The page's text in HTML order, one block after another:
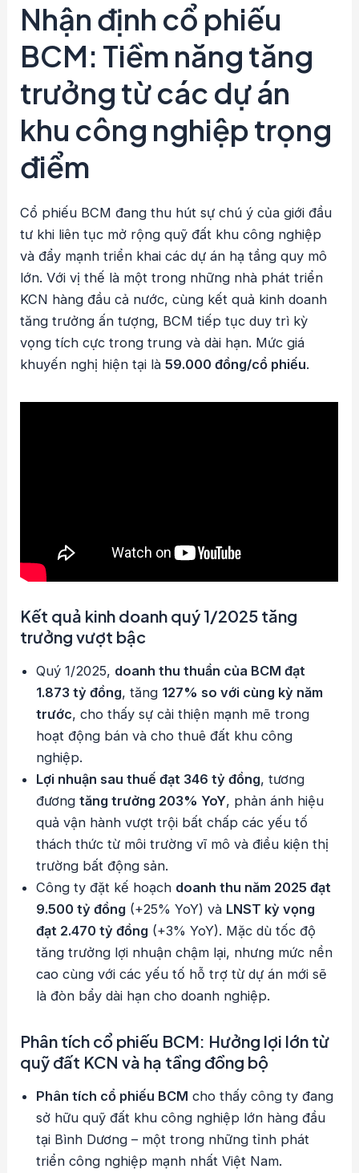
Nhận định cổ phiếu
BCM: Tiềm năng tăng
trưởng từ các dự án
khu công nghiệp trọng
điểm
Cổ phiếu BCM đang thu hút sự chú ý của giới đầu
tư khi liên tục mở rộng quỹ đất khu công nghiệp
và đẩy mạnh triển khai các dự án hạ tầng quy mô
lớn. Với vị thế là một trong những nhà phát triển
KCN hàng đầu cả nước, cùng kết quả kinh doanh
tăng trưởng ấn tượng, BCM tiếp tục duy trì kỳ
vọng tích cực trong trung và dài hạn. Mức giá
khuyến nghị hiện tại là59.000 đồng/cổ phiếu.
Kết quả kinh doanh quý 1/2025 tăng
trưởng vượt bậc
Quý 1/2025, doanh thu thuần của BCM đạt
1.873 tỷ đồng, tăng 127% so với cùng kỳ năm
trước, cho thấy sự cải thiện mạnh mẽ trong
hoạt động bán và cho thuê đất khu công
nghiệp.
Lợi nhuận sau thuế đạt 346 tỷ đồng, tương
đươngtăng trưởng 203% YoY, phản ánh hiệu
quả vận hành vượt trội bất chấp các yếu tố
thách thức từ môi trường vĩ mô và điều kiện thị
trường bất động sản.
Công ty đặt kế hoạch doanh thu năm 2025 đạt
9.500 tỷ đồng (+25% YoY) và LNST kỳ vọng
đạt 2.470 tỷ đồng (+3% YoY). Mặc dù tốc độ
tăng trưởng lợi nhuận chậm lại, nhưng mức nền
cao cùng với các yếu tố hỗ trợ từ dự án mới sẽ
là đòn bẩy dài hạn cho doanh nghiệp.
Phân tích cổ phiếu BCM: Hưởng lợi lớn từ
quỹ đất KCN và hạ tầng đồng bộ
Phân tích cổ phiếu BCM cho thấy công ty đang
sở hữu quỹ đất khu công nghiệp lớn hàng đầu
tại Bình Dương – một trong những tỉnh phát
triển công nghiệp mạnh nhất Việt Nam.